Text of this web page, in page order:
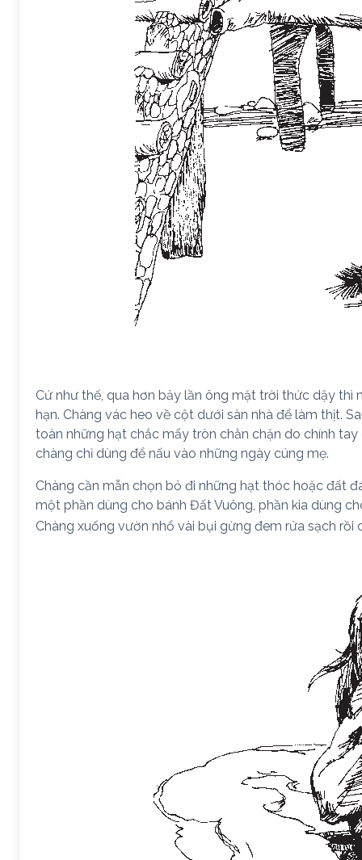
Cứ như thế, qua hơn bảy lần ông mặt trời thức dậy
hạn. Chàng vác heo về cột dưới sàn nhà để làm thịt.
toàn những hạt chắc mẩy tròn chằn chặn do chính
chàng chỉ dùng để nấu vào những ngày cúng mẹ.
Chàng cần mẫn chọn bỏ đi những hạt thóc hoặc đất
một phần dùng cho bánh Đất Vuông, phần kia dùng
Chàng xuống vườn nhổ vài bụi gừng đem rửa sạch